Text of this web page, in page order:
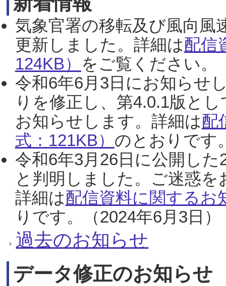
気象官署の移転及び風向風
更新しました。詳細は配信
124KB） をご覧ください。
令和6年6月3日にお知らせ
りを修正し、第4.0.1版と
お知らせします。詳細は配
式：121KB） のとおりです
令和6年3月26日に公開し
と判明しました。ご迷惑
詳細は配信資料に関するお
りです。（2024年6月3日）
過去のお知らせ
データ修正のお知らせ